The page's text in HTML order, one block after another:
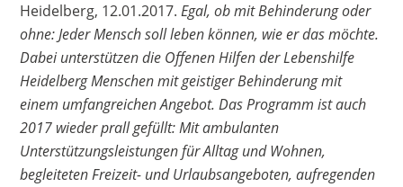
Heidelberg, 12.01.2017.Egal, ob mit Behinderung oder
ohne: Jeder Mensch soll leben können, wie er das möchte.
Dabei unterstützen die Offenen Hilfen der Lebenshilfe
Heidelberg Menschen mit geistiger Behinderung mit
einem umfangreichen Angebot. Das Programm ist auch
2017 wieder prall gefüllt: Mit ambulanten
Unterstützungsleistungen für Alltag und Wohnen,
begleiteten Freizeit- und Urlaubsangeboten, aufregenden